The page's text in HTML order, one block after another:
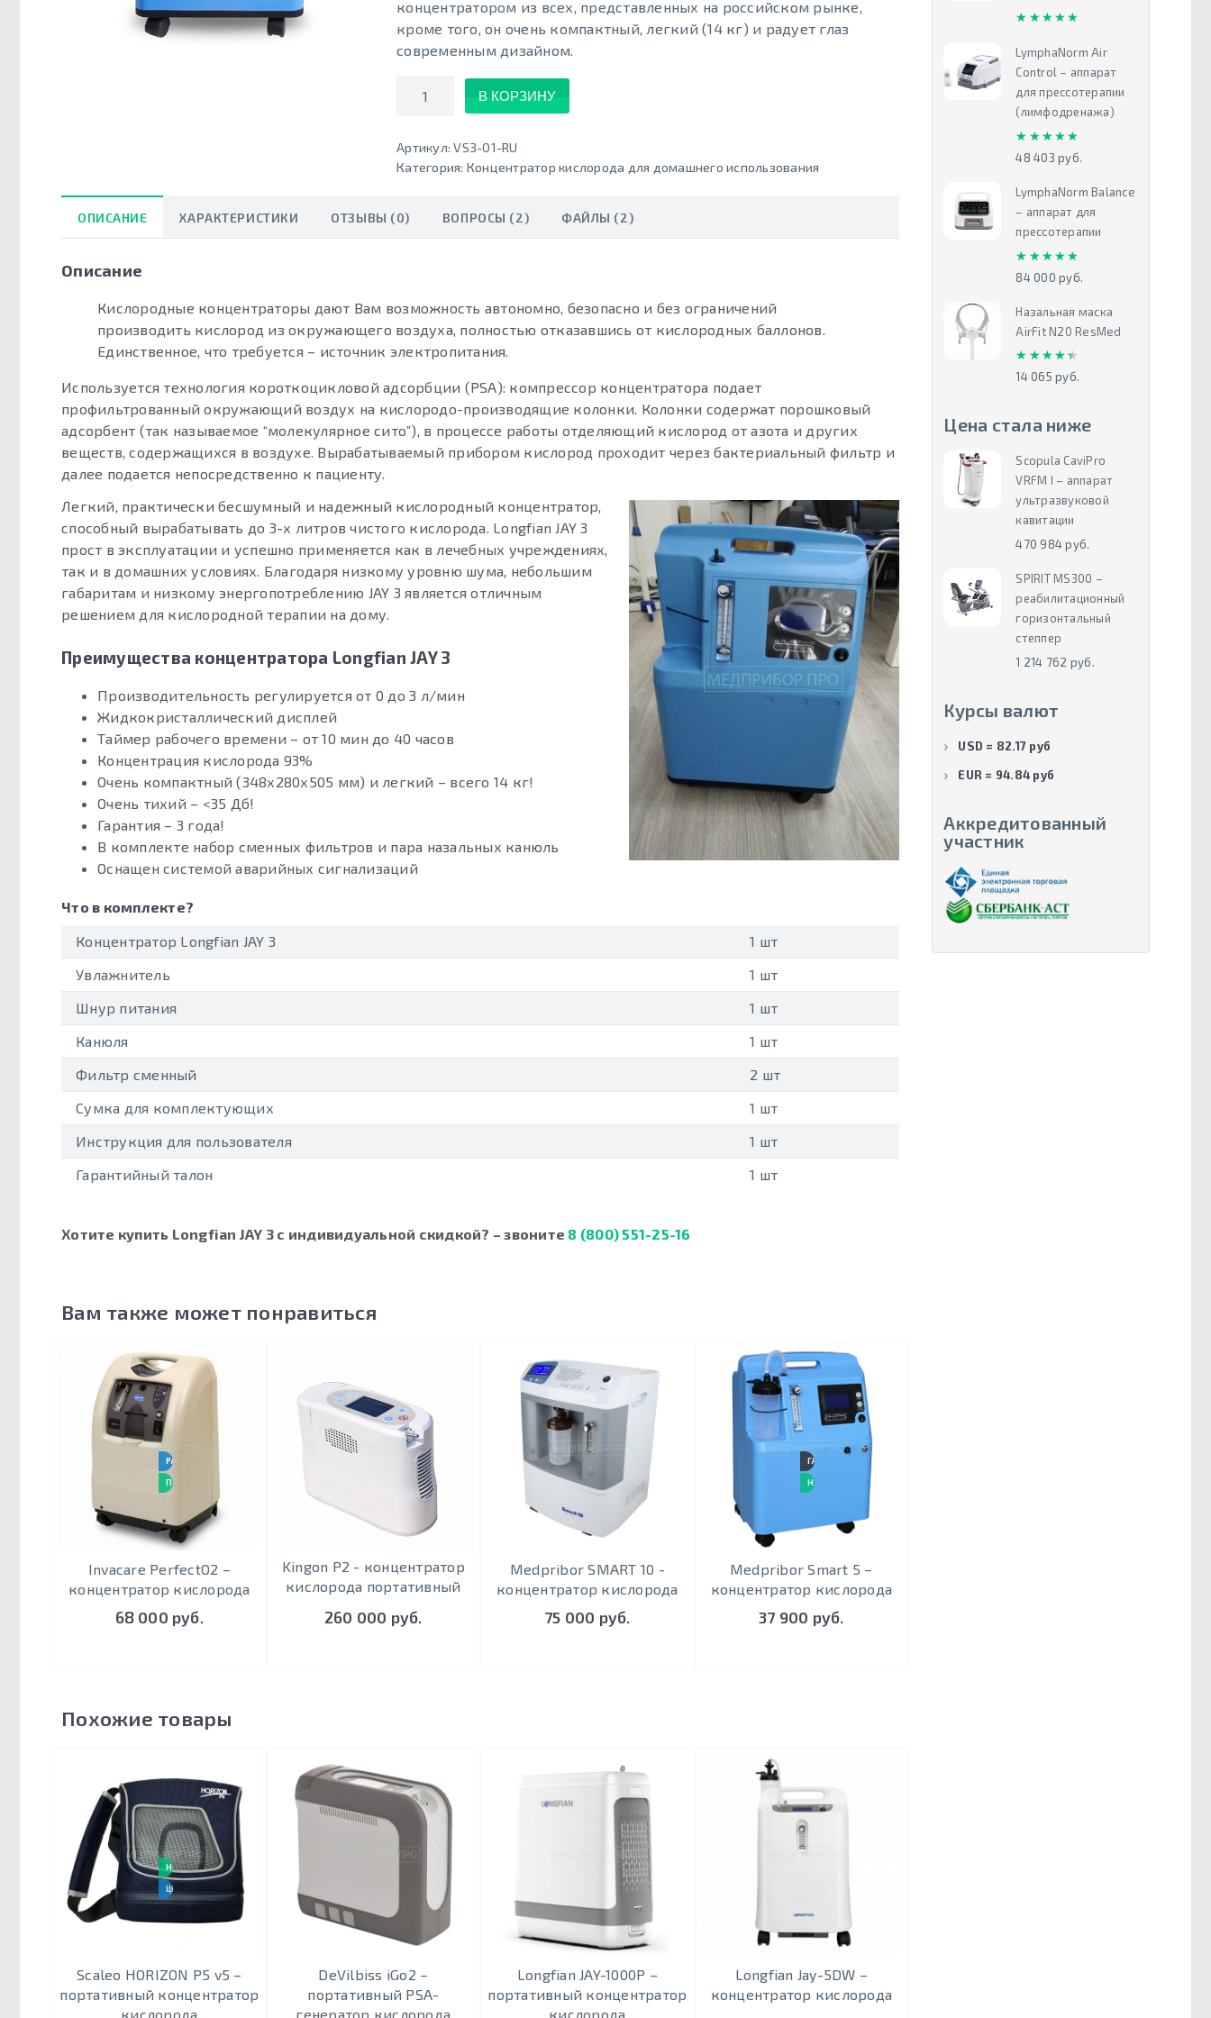
концентратором из всех, представленных на российском рынке,
кроме того, он очень компактный, легкий (14 кг) и радует глаз
современным дизайном.
Количество
В КОРЗИНУ
Артикул:VS3-01-RU
Категория: Концентратор кислорода для домашнего использования
ОПИСАНИЕ ХАРАКТЕРИСТИКИ ОТЗЫВЫ (0) ВОПРОСЫ (2) ФАЙЛЫ (2)
Описание
Кислородные концентраторы дают Вам возможность автономно, безопасно и без ограничений
производить кислород из окружающего воздуха, полностью отказавшись от кислородных баллонов.
Единственное, что требуется – источник электропитания.
Используется технология короткоцикловой адсорбции (PSA): компрессор концентратора подает
профильтрованный окружающий воздух на кислородо-производящие колонки. Колонки содержат порошковый
адсорбент (так называемое “молекулярное сито”), в процессе работы отделяющий кислород от азота и других
веществ, содержащихся в воздухе. Вырабатываемый прибором кислород проходит через бактериальный фильтр и
далее подается непосредственно к пациенту.
Легкий, практически бесшумный и надежный кислородный концентратор,
способный вырабатывать до 3-х литров чистого кислорода. Longfian JAY 3
прост в эксплуатации и успешно применяется как в лечебных учреждениях,
так и в домашних условиях. Благодаря низкому уровню шума, небольшим
габаритам и низкому энергопотреблению JAY 3 является отличным
решением для кислородной терапии на дому.
Преимущества концентратора Longfian JAY 3
Производительность регулируется от 0 до 3 л/мин
Жидкокристаллический дисплей
Таймер рабочего времени – от 10 мин до 40 часов
Концентрация кислорода 93%
Очень компактный (348х280х505 мм) и легкий – всего 14 кг!
Очень тихий – <35 Дб!
Гарантия – 3 года!
В комплекте набор сменных фильтров и пара назальных канюль
Оснащен системой аварийных сигнализаций
Что в комплекте?
Концентратор Longfian JAY 3
1 шт
Увлажнитель
1 шт
Шнур питания
1 шт
Канюля
1 шт
Фильтр сменный
2 шт
Сумка для комплектующих
1 шт
Инструкция для пользователя
1 шт
Гарантийный талон
1 шт
Хотите купить Longfian JAY 3 с индивидуальной скидкой? – звоните 8 (800) 551-25-16
Вам также может понравиться
РАБОТАЕТ 24 / 7
ПОДХОДИТ ДЛЯ ИВЛ
Invacare PerfectO2 –
концентратор кислорода
68 000 руб.
Kingon P2 - концентратор
кислорода портативный
260 000 руб.
Medpribor SMART 10 -
концентратор кислорода
75 000 руб.
ГАРАНТИЯ 3 ГОДА
НОВИНКА
Medpribor Smart 5 –
концентратор кислорода
37 900 руб.
Похожие товары
НОВИНКА
ЦЕНА-КАЧЕСТВО
Scaleo HORIZON P5 v5 –
портативный концентратор
кислорода
DeVilbiss iGo2 –
портативный PSA-
генератор кислорода
Longfian JAY-1000P –
портативный концентратор
кислорода
Longfian Jay-5DW –
концентратор кислорода
★★★★★
★★★★★
LymphaNorm Air
Control – аппарат
для прессотерапии
(лимфодренажа)
★★★★★
★★★★★
48 403 руб.
LymphaNorm Balance
– аппарат для
прессотерапии
★★★★★
★★★★★
84 000 руб.
Назальная маска
AirFit N20 ResMed
★★★★★
★★★★★
14 065 руб.
Цена стала ниже
Scopula CaviPro
VRFM I – аппарат
ультразвуковой
кавитации
470 984 руб.
SPIRIT MS300 –
реабилитационный
горизонтальный
степпер
1 214 762 руб.
Курсы валют
USD = 82.17 руб
EUR = 94.84 руб
Аккредитованный
участник